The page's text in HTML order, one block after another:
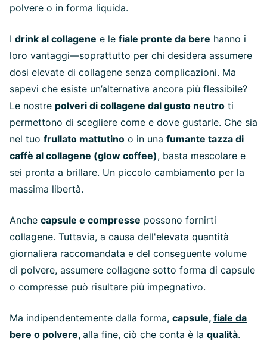
polvere o in forma liquida.
I drink al collagene e le fiale pronte da bere hanno i
loro vantaggi—soprattutto per chi desidera assumere
dosi elevate di collagene senza complicazioni. Ma
sapevi che esiste un’alternativa ancora più flessibile?
Le nostre polveri di collagene dal gusto neutro ti
permettono di scegliere come e dove gustarle. Che sia
nel tuo frullato mattutino o in una fumante tazza di
caffè al collagene (glow coffee), basta mescolare e
sei pronta a brillare. Un piccolo cambiamento per la
massima libertà.
Anche capsule e compresse possono fornirti
collagene. Tuttavia, a causa dell'elevata quantità
giornaliera raccomandata e del conseguente volume
di polvere, assumere collagene sotto forma di capsule
o compresse può risultare più impegnativo.
Ma indipendentemente dalla forma, capsule, fiale da
bere o polvere, alla fine, ciò che conta è la qualità.